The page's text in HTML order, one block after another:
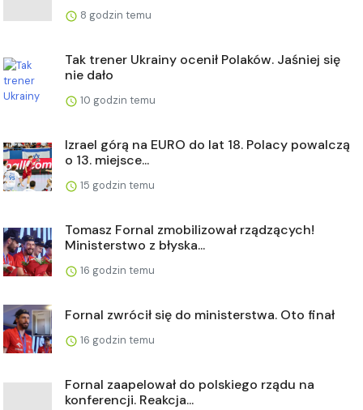
8 godzin temu
Tak trener Ukrainy ocenił Polaków. Jaśniej się
nie dało
10 godzin temu
Izrael górą na EURO do lat 18. Polacy powalczą
o 13. miejsce...
15 godzin temu
Tomasz Fornal zmobilizował rządzących!
Ministerstwo z błyska...
16 godzin temu
Fornal zwrócił się do ministerstwa. Oto finał
16 godzin temu
Fornal zaapelował do polskiego rządu na
konferencji. Reakcja...